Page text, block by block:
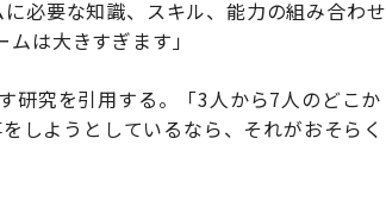
必要な知識、スキル、能力の組み合わせ
は大きすぎます」
研究を引用する。「3人から7人のどこか
しようとしているなら、それがおそらく